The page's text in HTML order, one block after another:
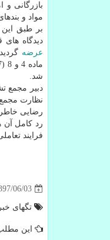
بازرگانی و
مواد و
بر طبق
دیدگاه
عرضه
ماده 4 و 8 (7 مكرر) و هم ماده ۵ مغایر سیاست های كلی
شد.
دبیر مجمع
نظارت مجمع
رضایی
رد كامل
فرایند
06/03
تگهای
این